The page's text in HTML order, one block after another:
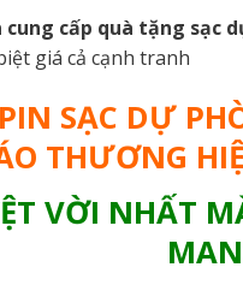
cung cấp quà tặng sạc
giá cả cạnh tranh
SẠC DỰ
THƯƠNG
VỜI NHẤT